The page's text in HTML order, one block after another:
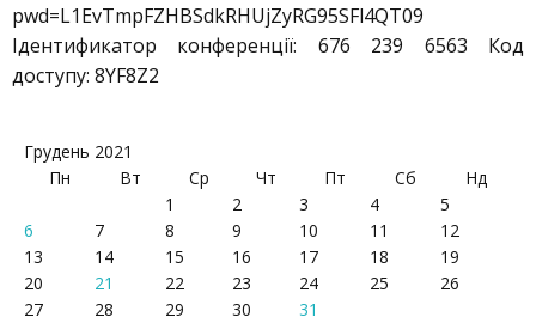
pwd=L1EvTmpFZHBSdkRHUjZyRG95SFl4QT09
Ідентификатор конференції: 676 239 6563 Код
доступу: 8YF8Z2
Грудень 2021
Пн
Вт Ср Чт Пт Сб Нд
1 2 3 4
5
6
7 8 9 10 11
12
13
14 15 16 17 18
19
20
21 22 23 24 25
26
27
28 29 30 31